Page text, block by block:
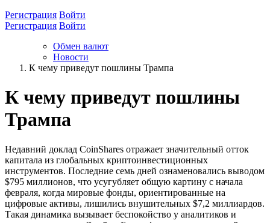
Регистрация Войти
Регистрация Войти
Обмен валют
Новости
К чему приведут пошлины Трампа
К чему приведут пошлины
Трампа
Недавний доклад CoinShares отражает значительный отток
капитала из глобальных криптоинвестиционных
инструментов. Последние семь дней ознаменовались выводом
$795 миллионов, что усугубляет общую картину с начала
февраля, когда мировые фонды, ориентированные на
цифровые активы, лишились внушительных $7,2 миллиардов.
Такая динамика вызывает беспокойство у аналитиков и